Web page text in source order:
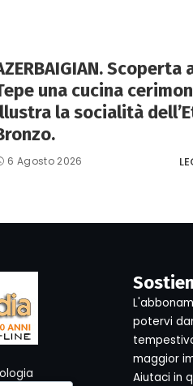
Scoperta
una cucina
la socialità
6 Agosto 2026
potervi
maggior
Aiutaci in